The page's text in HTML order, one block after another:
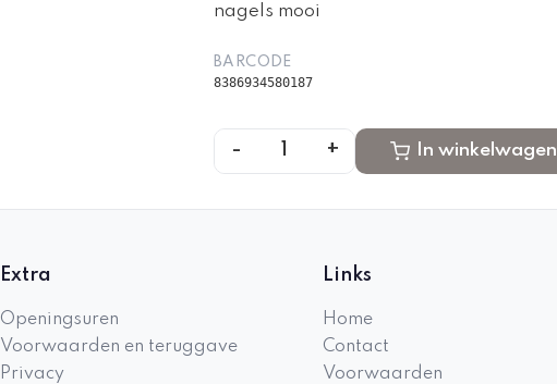
nagels mooi
BARCODE
8386934580187
- + In winkelwagen
Extra
Openingsuren
Voorwaarden en teruggave
Privacy
Links
Home
Contact
Voorwaarden